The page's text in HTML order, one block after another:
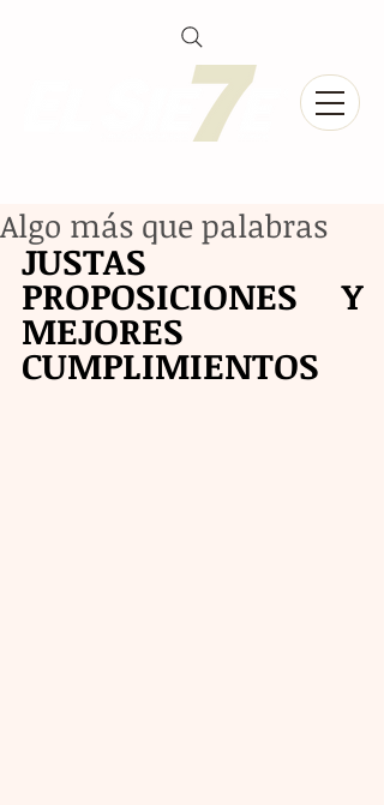
Algo más que palabras
JUSTAS
PROPOSICIONES Y
MEJORES
CUMPLIMIENTOS